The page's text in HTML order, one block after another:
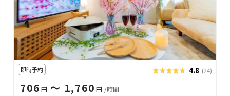
即時予約 ★★★★★
★★★★★ 4.8 (24)
706 円 〜 1,760 円 /時間